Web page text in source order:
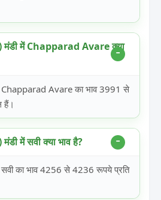
में Chapparad Avare क्या
Avare का भाव 3991 से
हैं।
में सवी क्या भाव है?
का भाव 4256 से 4236 रूपये प्रति